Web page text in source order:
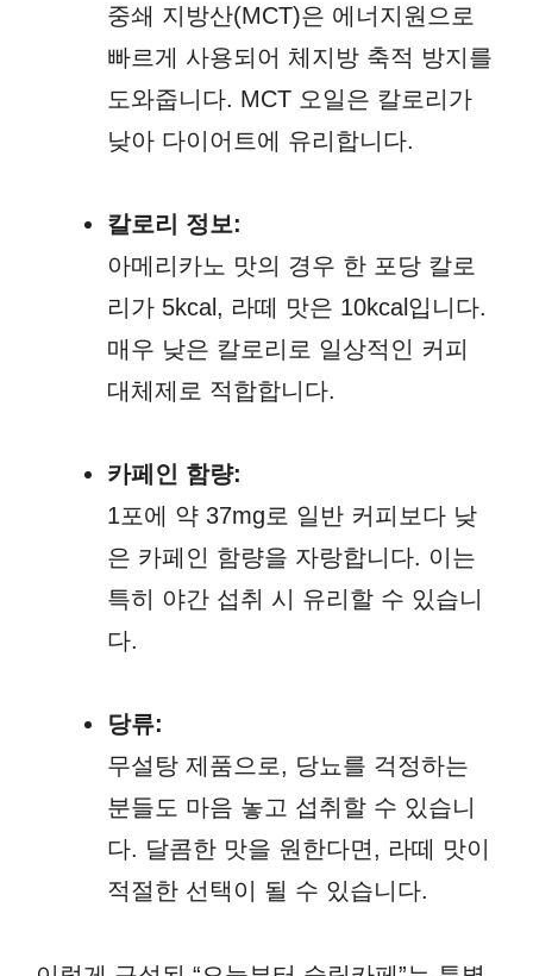
중쇄 지방산(MCT)은 에너지원으로
빠르게 사용되어 체지방 축적 방지를
도와줍니다. MCT 오일은 칼로리가
낮아 다이어트에 유리합니다.
칼로리 정보:
아메리카노 맛의 경우 한 포당 칼로
리가 5kcal, 라떼 맛은 10kcal입니다.
매우 낮은 칼로리로 일상적인 커피
대체제로 적합합니다.
카페인 함량:
1포에 약 37mg로 일반 커피보다 낮
은 카페인 함량을 자랑합니다. 이는
특히 야간 섭취 시 유리할 수 있습니
다.
당류:
무설탕 제품으로, 당뇨를 걱정하는
분들도 마음 놓고 섭취할 수 있습니
다. 달콤한 맛을 원한다면, 라떼 맛이
적절한 선택이 될 수 있습니다.